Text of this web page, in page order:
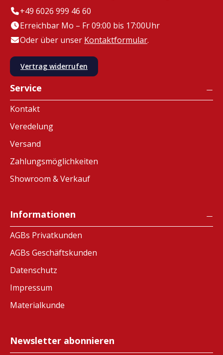
+49 6026 999 46 60
Erreichbar Mo – Fr 09:00 bis 17:00Uhr
Oder über unser Kontaktformular.
Vertrag widerrufen
Service
Kontakt
Veredelung
Versand
Zahlungsmöglichkeiten
Showroom & Verkauf
Informationen
AGBs Privatkunden
AGBs Geschäftskunden
Datenschutz
Impressum
Materialkunde
Newsletter abonnieren